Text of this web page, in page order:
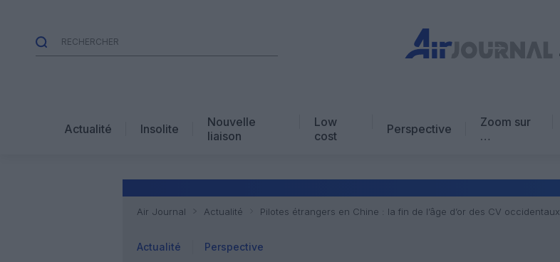
Actualité Insolite
Nouvelle
liaison
Low
cost
Perspective
Zoom sur
…
Avis d’expert
Air Journal Actualité Pilotes étrangers en Chine : la fin de l’âge d’or des CV occidentaux
Actualité Perspective